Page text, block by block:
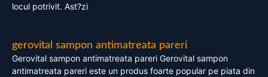
locul potrivit. Ast?zi
gerovital sampon antimatreata pareri
Gerovital sampon antimatreata pareri Gerovital sampon
antimatreata pareri este un produs foarte popular pe piata din